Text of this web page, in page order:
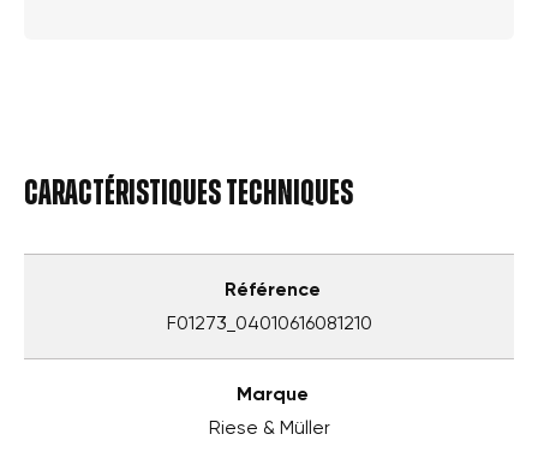
Caractéristiques techniques
Référence
F01273_04010616081210
Marque
Riese & Müller